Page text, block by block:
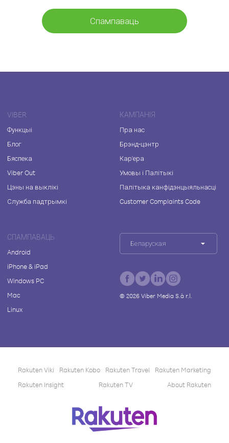
Спампаваць
VIBER
Функцыі
Блог
Бяспека
Viber Out
Цэны на выклікі
Служба падтрымкі
КАМПАНІЯ
Пра нас
Брэнд-цэнтр
Кар'ера
Умовы і Палітыкі
Палітыка канфідэнцыяльнасці
Customer Complaints Code
СПАМПАВАЦЬ
Android
iPhone & iPad
Windows PC
Mac
Linux
Беларуская
© 2026Viber Media S.à r.l.
Rakuten Viki Rakuten Kobo Rakuten Travel
Rakuten Marketing
Rakuten Insight
Rakuten TV About Rakuten